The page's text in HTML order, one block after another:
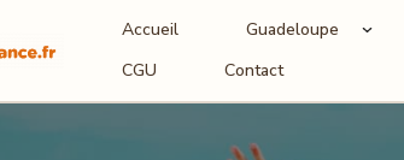
Accueil Guadeloupe
CGU
Contact